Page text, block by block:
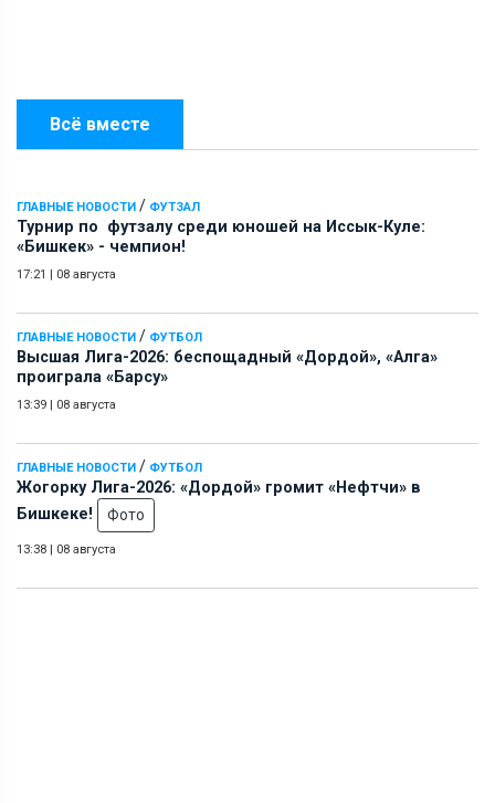
Всё вместе
ГЛАВНЫЕ НОВОСТИ / ФУТЗАЛ
Турнир по футзалу среди юношей на Иссык-Куле:
«Бишкек» - чемпион!
17:21 | 08 августа
ГЛАВНЫЕ НОВОСТИ / ФУТБОЛ
Высшая Лига-2026: беспощадный «Дордой», «Алга»
проиграла «Барсу»
13:39 | 08 августа
ГЛАВНЫЕ НОВОСТИ / ФУТБОЛ
Жогорку Лига-2026: «Дордой» громит «Нефтчи» в
Бишкеке!
Фото
13:38 | 08 августа